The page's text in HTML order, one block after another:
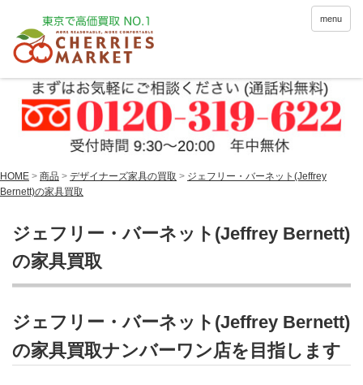
menu
HOME > 商品 > デザイナーズ家具の買取 > ジェフリー・バーネット(Jeffrey
Bernett)の家具買取
ジェフリー・バーネット(Jeffrey Bernett)
の家具買取
ジェフリー・バーネット(Jeffrey Bernett)
の家具買取ナンバーワン店を目指します